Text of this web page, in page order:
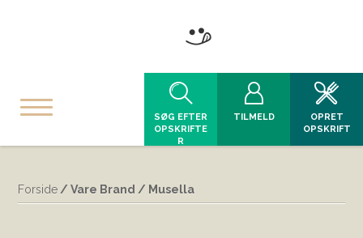
SØG EFTER
OPSKRIFTE
R
TILMELD
OPRET
OPSKRIFT
Forside / Vare Brand / Musella